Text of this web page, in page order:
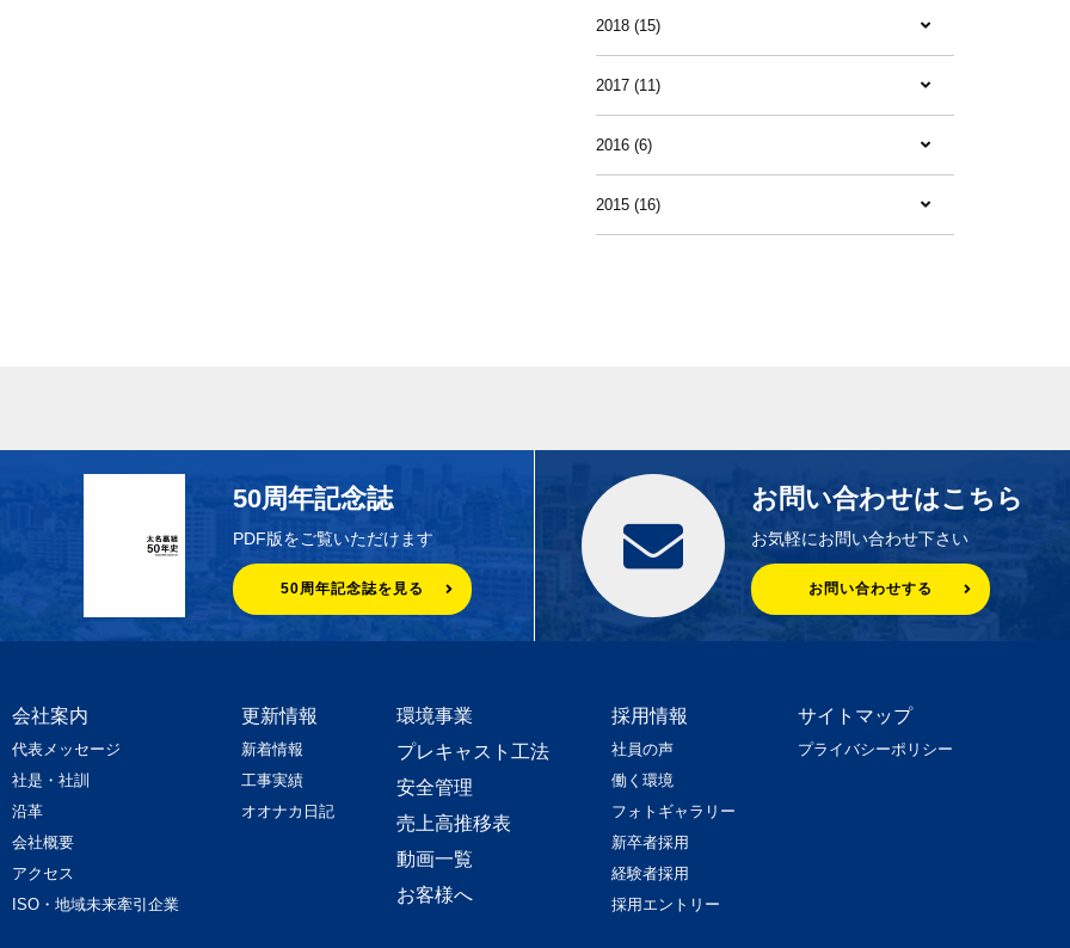
2018 (15)
2017 (11)
2016 (6)
2015 (16)
50周年記念誌
PDF版をご覧いただけます
50周年記念誌を見る
お問い合わせはこちら
お気軽にお問い合わせ下さい
お問い合わせする
会社案内
代表メッセージ
社是・社訓
沿革
会社概要
アクセス
ISO・地域未来牽引企業
更新情報
新着情報
工事実績
オオナカ日記
環境事業
プレキャスト工法
安全管理
売上高推移表
動画一覧
お客様へ
採用情報
社員の声
働く環境
フォトギャラリー
新卒者採用
経験者採用
採用エントリー
サイトマップ
プライバシーポリシー